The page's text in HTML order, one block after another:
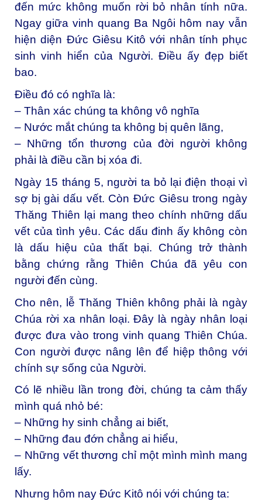
đến mức không muốn rời bỏ nhân tính nữa.
Ngay giữa vinh quang Ba Ngôi hôm nay vẫn
hiện diện Đức Giêsu Kitô với nhân tính phục
sinh vinh hiển của Người. Điều ấy đẹp biết
bao.
Điều đó có nghĩa là:
– Thân xác chúng ta không vô nghĩa
– Nước mắt chúng ta không bị quên lãng,
– Những tổn thương của đời người không
phải là điều cần bị xóa đi.
Ngày 15 tháng 5, người ta bỏ lại điện thoại vì
sợ bị gài dấu vết. Còn Đức Giêsu trong ngày
Thăng Thiên lại mang theo chính những dấu
vết của tình yêu. Các dấu đinh ấy không còn
là dấu hiệu của thất bại. Chúng trở thành
bằng chứng rằng Thiên Chúa đã yêu con
người đến cùng.
Cho nên, lễ Thăng Thiên không phải là ngày
Chúa rời xa nhân loại. Đây là ngày nhân loại
được đưa vào trong vinh quang Thiên Chúa.
Con người được nâng lên để hiệp thông với
chính sự sống của Người.
Có lẽ nhiều lần trong đời, chúng ta cảm thấy
mình quá nhỏ bé:
– Những hy sinh chẳng ai biết,
– Những đau đớn chẳng ai hiểu,
– Những vết thương chỉ một mình mình mang
lấy.
Nhưng hôm nay Đức Kitô nói với chúng ta: